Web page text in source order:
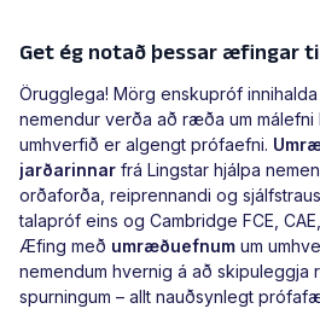
Get ég notað þessar æfingar
Örugglega! Mörg enskupróf
nemendur verða að ræða um málefni
umhverfið er algengt prófaefni.
jarðarinnar frá Lingstar hjálpa
orðaforða, reiprennandi og
talapróf eins og Cambridge FCE,
Æfing með umræðuefnum um
nemendum hvernig á að skipuleggja
spurningum – allt nauðsynlegt